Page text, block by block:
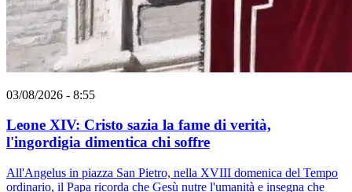
03/08/2026 - 8:55
Leone XIV: Cristo sazia la fame di verità,
l'ingordigia dimentica chi soffre
All'Angelus in piazza San Pietro, nella XVIII domenica del Tempo
ordinario, il Papa ricorda che Gesù nutre l'umanità e insegna che